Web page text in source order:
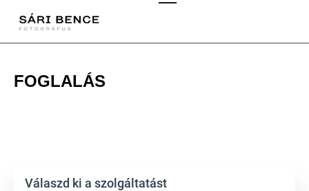
FOGLALÁS
Válaszd ki a szolgáltatást